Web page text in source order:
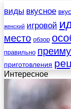
виды вкусное
женский игровой
место обзор
правильно
приготовления
Интересное